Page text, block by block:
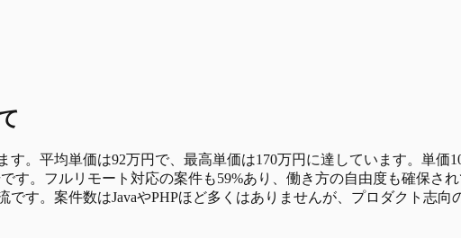
す。平均単価は92万円で、最高単価は170万円に達しています。単
。フルリモート対応の案件も59%あり、働き方の自由度も確保さ
です。案件数はJavaやPHPほど多くはありませんが、プロダクト志